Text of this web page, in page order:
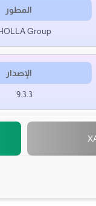
المطور
Group
الإصدار
9.3.3